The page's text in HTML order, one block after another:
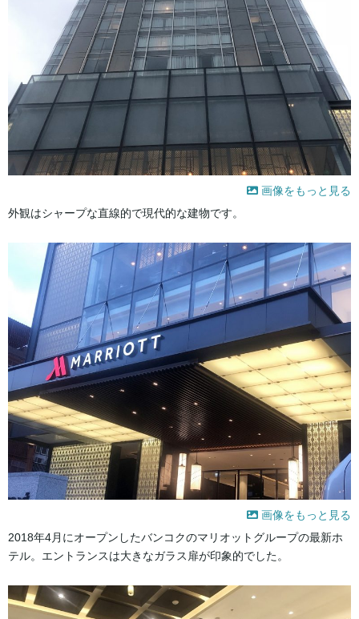
画像をもっと見る
外観はシャープな直線的で現代的な建物です。
画像をもっと見る
2018年4月にオープンしたバンコクのマリオットグループの最新ホ
テル。エントランスは大きなガラス扉が印象的でした。